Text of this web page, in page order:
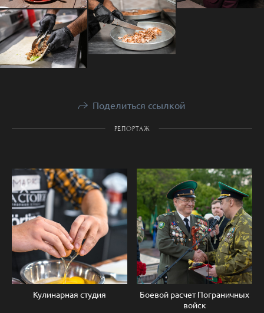
Поделиться ссылкой
РЕПОРТАЖ
Кулинарная студия
Боевой расчет Пограничных
войск